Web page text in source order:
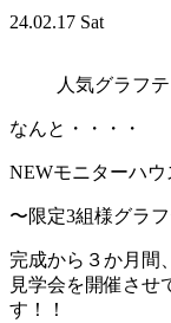
24.02.17 Sat
人気グラフ
なんと・・・・
NEWモニターハウ
〜限定3組様グラ
完成から３か月間
見学会を開催させ
す！！